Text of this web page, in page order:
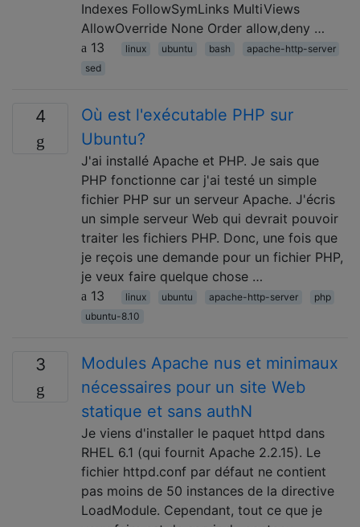
Indexes FollowSymLinks MultiViews
AllowOverride None Order allow,deny …
13
linux ubuntu bash
apache-http-server
sed
4
Où est l'exécutable PHP sur
Ubuntu?
J'ai installé Apache et PHP. Je sais que
PHP fonctionne car j'ai testé un simple
fichier PHP sur un serveur Apache. J'écris
un simple serveur Web qui devrait pouvoir
traiter les fichiers PHP. Donc, une fois que
je reçois une demande pour un fichier PHP,
je veux faire quelque chose …
13
linux ubuntu apache-http-server
php
ubuntu-8.10
3
Modules Apache nus et minimaux
nécessaires pour un site Web
statique et sans authN
Je viens d'installer le paquet httpd dans
RHEL 6.1 (qui fournit Apache 2.2.15). Le
fichier httpd.conf par défaut ne contient
pas moins de 50 instances de la directive
LoadModule. Cependant, tout ce que je